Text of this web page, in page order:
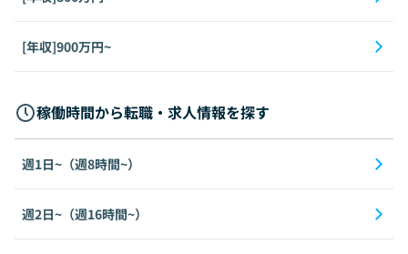
[年収]900万円~
稼働時間から転職・求人情報を探す
週1日~（週8時間~）
週2日~（週16時間~）